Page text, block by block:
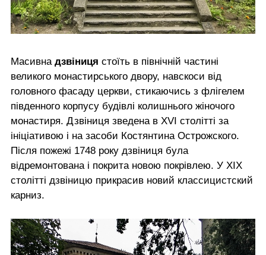
Масивна дзвіниця стоїть в північній частині
великого монастирського двору, навскоси від
головного фасаду церкви, стикаючись з флігелем
південного корпусу будівлі колишнього жіночого
монастиря. Дзвіниця зведена в XVI столітті за
ініціативою і на засоби Костянтина Острожского.
Після пожежі 1748 року дзвіниця була
відремонтована і покрита новою покрівлею. У XIX
столітті дзвіницю прикрасив новий классицистский
карниз.